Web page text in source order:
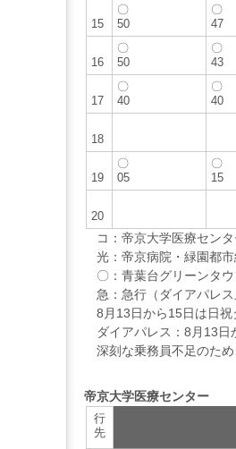
15
〇
50
〇
47
16
〇
50
〇
43
17
〇
40
〇
40
18
19
〇
05
〇
15
20
コ：帝京大学医療セン
光：帝京病院・緑園都
〇：青葉台グリーンタウ
急：急行（ダイアパレ
8月13日から15日は日祝
ダイアパレス：8月13日
深刻な乗務員不足のた
帝京大学医療センター
行
先